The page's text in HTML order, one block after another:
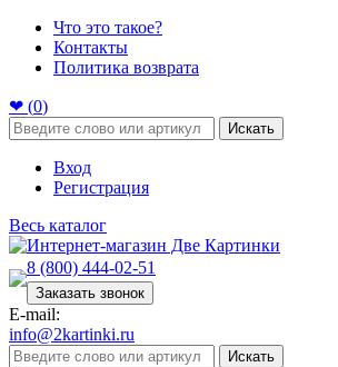
Что это такое?
Контакты
Политика возврата
❤ (0)
Искать
Вход
Регистрация
Весь каталог
8 (800) 444-02-51
Заказать звонок
E-mail:
info@2kartinki.ru
Искать